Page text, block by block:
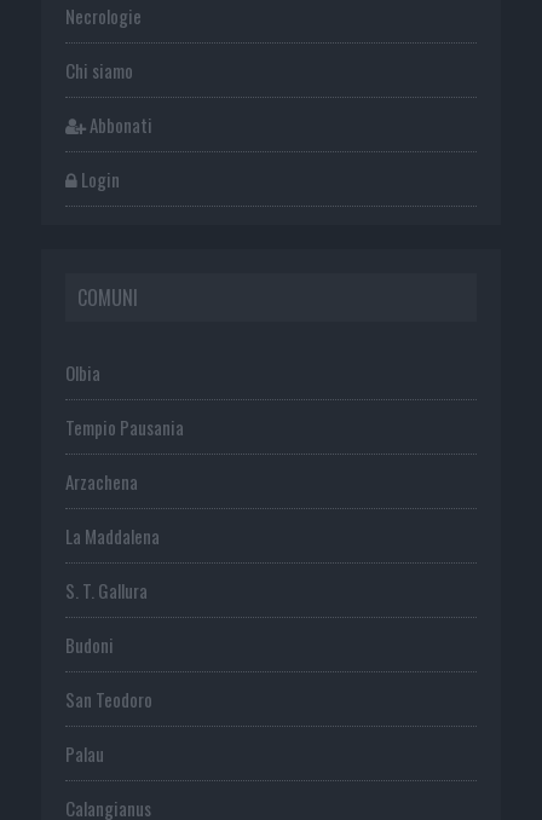
Necrologie
Chi siamo
Abbonati
Login
COMUNI
Olbia
Tempio Pausania
Arzachena
La Maddalena
S. T. Gallura
Budoni
San Teodoro
Palau
Calangianus